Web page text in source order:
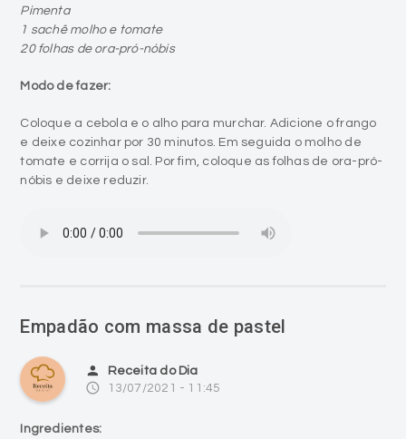
Pimenta
1 sachê molho e tomate
20 folhas de ora-pró-nóbis
Modo de fazer:
Coloque a cebola e o alho para murchar. Adicione o frango
e deixe cozinhar por 30 minutos. Em seguida o molho de
tomate e corrija o sal. Por fim, coloque as folhas de ora-pró-
nóbis e deixe reduzir.
Empadão com massa de pastel
person Receita do Dia
access_time 13/07/2021 - 11:45
Ingredientes: